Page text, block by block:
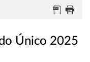
Único 2025